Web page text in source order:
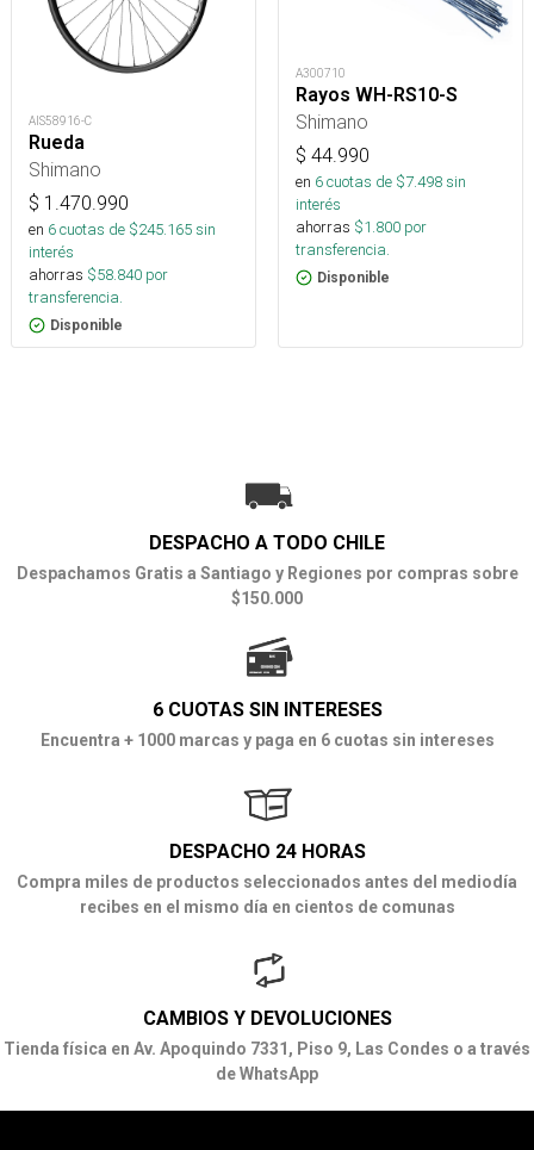
AIS58916-C
Rueda
Shimano
$ 1.470.990
en 6cuotas de $245.165sin
interés
ahorras $58.840 por
transferencia.
Disponible
A300710
Rayos WH-RS10-S
Shimano
$ 44.990
en 6cuotas de $7.498sin
interés
ahorras $1.800 por
transferencia.
Disponible
DESPACHO A TODO CHILE
Despachamos Gratis a Santiago y Regiones por compras sobre
$150.000
6 CUOTAS SIN INTERESES
Encuentra + 1000 marcas y paga en 6 cuotas sin intereses
DESPACHO 24 HORAS
Compra miles de productos seleccionados antes del mediodía
recibes en el mismo día en cientos de comunas
CAMBIOS Y DEVOLUCIONES
Tienda física en Av. Apoquindo 7331, Piso 9, Las Condes o a través
de WhatsApp